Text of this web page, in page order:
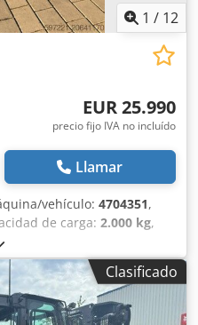
1 / 12
EUR 25.990
precio fijo IVA no incluído
Llamar
vehículo: 4704351,
de carga: 2.000 kg,
, ascensor libre:
de combustible:eléctrico,
construcción:2.230 mm,
mm, tipo de motor:
Spwjx Acajf
Clasificado